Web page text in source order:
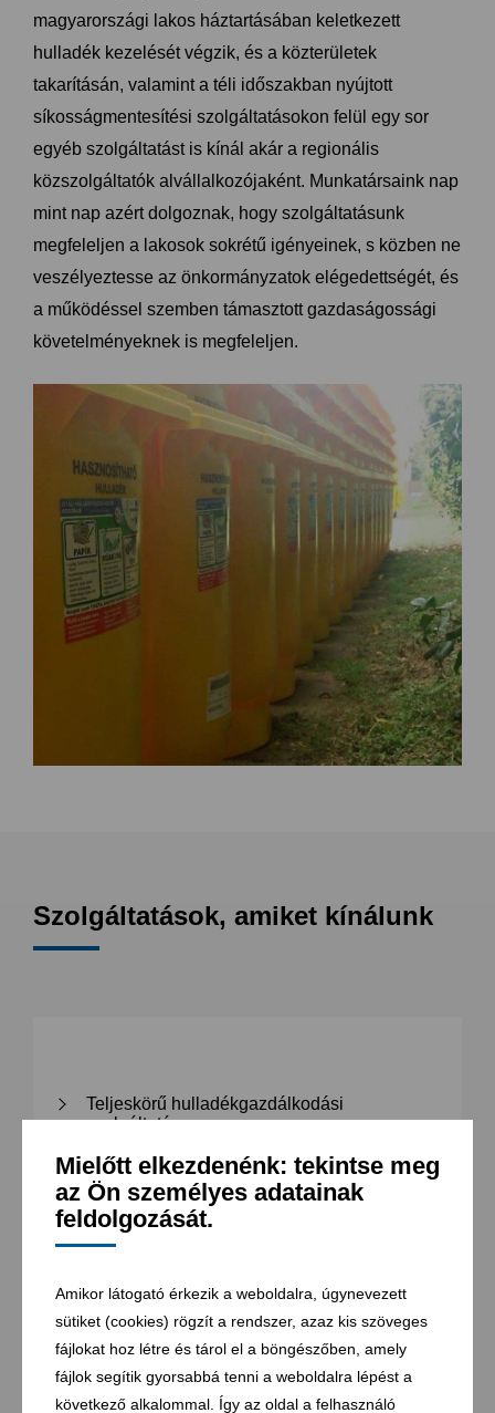
Mielőtt elkezdenénk: tekintse meg
az Ön személyes adatainak
feldolgozását.
Amikor látogató érkezik a weboldalra, úgynevezett
sütiket (cookies) rögzít a rendszer, azaz kis szöveges
fájlokat hoz létre és tárol el a böngészőben, amely
fájlok segítik gyorsabbá tenni a weboldalra lépést a
következő alkalommal. Így az oldal a felhasználó
magyarországi lakos háztartásában keletkezett
hulladék kezelését végzik, és a közterületek
takarításán, valamint a téli időszakban nyújtott
síkosságmentesítési szolgáltatásokon felül egy sor
egyéb szolgáltatást is kínál akár a regionális
közszolgáltatók alvállalkozójaként. Munkatársaink nap
mint nap azért dolgoznak, hogy szolgáltatásunk
megfeleljen a lakosok sokrétű igényeinek, s közben ne
veszélyeztesse az önkormányzatok elégedettségét, és
a működéssel szemben támasztott gazdaságossági
követelményeknek is megfeleljen.
Szolgáltatások, amiket kínálunk
Teljeskörű hulladékgazdálkodási
szolgáltatás
Települési hulladék korszerű gépparkkal
történő begyűjtése, szállítása
Települési hulladék ártalmatlanítása